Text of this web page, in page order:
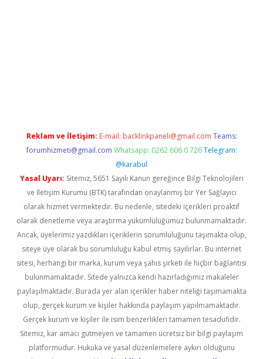
Reklam ve İletişim: E-mail: backlinkpaneli@gmail.com Teams:
forumhizmeti@gmail.com Whatsapp: 0262 606 0 726 Telegram:
@karabul
Yasal Uyarı: Sitemiz, 5651 Sayılı Kanun gereğince Bilgi Teknolojileri
ve İletişim Kurumu (BTK) tarafından onaylanmış bir Yer Sağlayıcı
olarak hizmet vermektedir. Bu nedenle, sitedeki içerikleri proaktif
olarak denetleme veya araştırma yükümlülüğümüz bulunmamaktadır.
Ancak, üyelerimiz yazdıkları içeriklerin sorumluluğunu taşımakta olup,
siteye üye olarak bu sorumluluğu kabul etmiş sayılırlar. Bu internet
sitesi, herhangi bir marka, kurum veya şahıs şirketi ile hiçbir bağlantısı
bulunmamaktadır. Sitede yalnızca kendi hazırladığımız makaleler
paylaşılmaktadır. Burada yer alan içerikler haber niteliği taşımamakta
olup, gerçek kurum ve kişiler hakkında paylaşım yapılmamaktadır.
Gerçek kurum ve kişiler ile isim benzerlikleri tamamen tesadüfidir.
Sitemiz, kar amacı gütmeyen ve tamamen ücretsiz bir bilgi paylaşım
platformudur. Hukuka ve yasal düzenlemelere aykırı olduğunu